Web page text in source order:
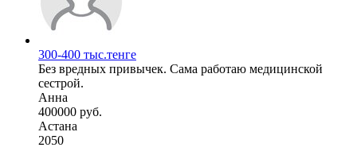
300-400 тыс.тенге
Без вредных привычек. Сама работаю медицинской
сестрой.
Анна
400000 руб.
Астана
2050